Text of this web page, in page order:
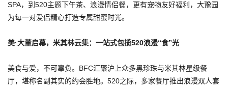
SPA，到520主题下午茶、浪漫情侣餐，更有宠物友好福利，大豫园
为每一对爱侣精心打造专属甜蜜时光。
美·大董启幕， 米其林云集： 一站式包揽520浪漫“食”光
美食与爱，不可辜负。BFC汇聚沪上众多黑珍珠与米其林星级餐
厅，堪称名副其实的约会胜地。520之际，多家餐厅推出浪漫双人套